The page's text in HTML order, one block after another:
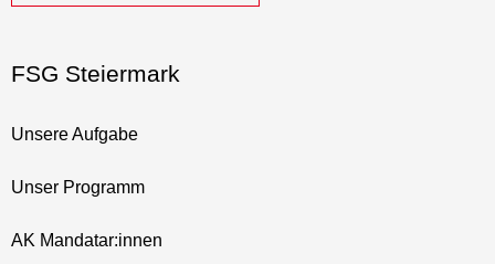
FSG Steiermark
Unsere Aufgabe
Unser Programm
AK Mandatar:innen